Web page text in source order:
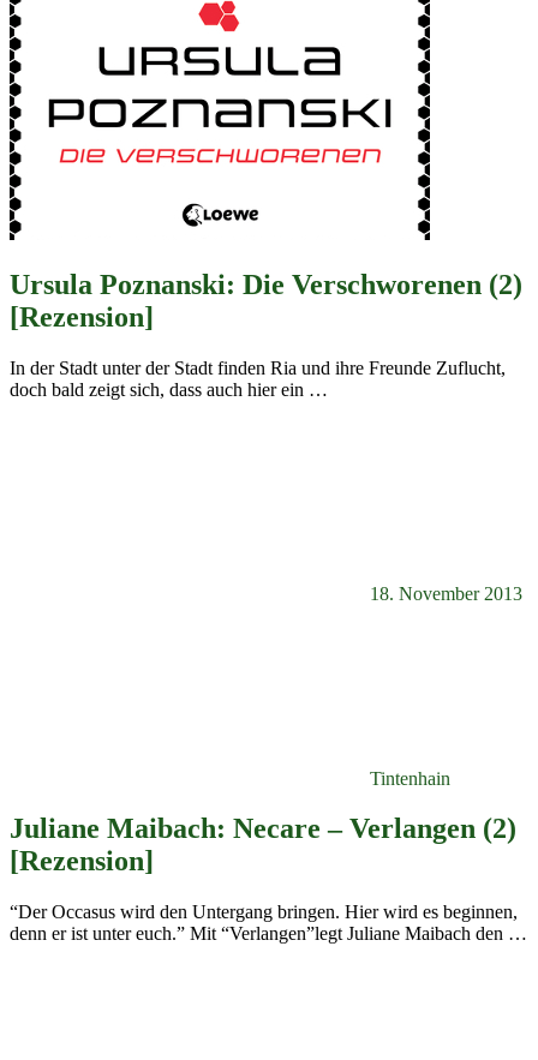
Ursula Poznanski: Die Verschworenen (2)
[Rezension]
In der Stadt unter der Stadt finden Ria und ihre Freunde Zuflucht,
doch bald zeigt sich, dass auch hier ein …
18. November 2013
Tintenhain
Juliane Maibach: Necare – Verlangen (2)
[Rezension]
“Der Occasus wird den Untergang bringen. Hier wird es beginnen,
denn er ist unter euch.” Mit “Verlangen”legt Juliane Maibach den …